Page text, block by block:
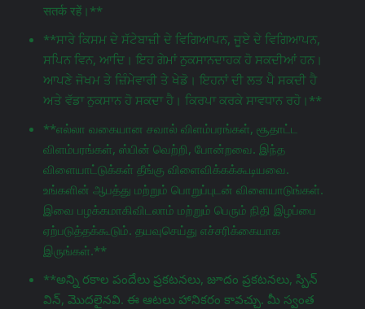
सतर्क रहें।**
**ਸਾਰੇ ਕਿਸਮ ਦੇ ਸੱਟੇਬਾਜ਼ੀ ਦੇ ਵਿਗਿਆਪਨ, ਜੂਏ ਦੇ ਵਿਗਿਆਪਨ,
ਸਪਿਨ ਵਿਨ, ਆਦਿ। ਇਹ ਗੇਮਾਂ ਨੁਕਸਾਨਦਾਹਕ ਹੋ ਸਕਦੀਆਂ ਹਨ।
ਆਪਣੇ ਜੋਖਮ ਤੇ ਜ਼ਿੰਮੇਵਾਰੀ ਤੇ ਖੇਡੋ। ਇਹਨਾਂ ਦੀ ਲਤ ਪੈ ਸਕਦੀ ਹੈ
ਅਤੇ ਵੱਡਾ ਨੁਕਸਾਨ ਹੋ ਸਕਦਾ ਹੈ। ਕਿਰਪਾ ਕਰਕੇ ਸਾਵਧਾਨ ਰਹੋ।**
**எல்லா வகையான சவால் விளம்பரங்கள், சூதாட்ட
விளம்பரங்கள், ஸ்பின் வெற்றி, போன்றவை. இந்த
விளையாட்டுக்கள் தீங்கு விளைவிக்கக்கூடியவை.
உங்களின் ஆபத்து மற்றும் பொறுப்புடன் விளையாடுங்கள்.
இவை பழக்கமாகிவிடலாம் மற்றும் பெரும் நிதி இழப்பை
ஏற்படுத்தக்கூடும். தயவுசெய்து எச்சரிக்கையாக
இருங்கள்.**
**అన్ని రకాల పందేలు ప్రకటనలు, జూదం ప్రకటనలు, స్పిన్
విన్, మొదలైనవి. ఈ ఆటలు హానికరం కావచ్చు. మీ స్వంత